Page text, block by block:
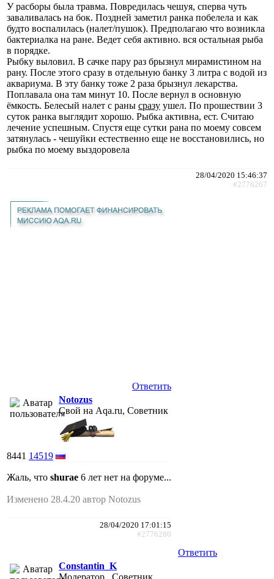
У расборы была травма. Повредилась чешуя, сперва чуть
заваливалась на бок. Поздней заметил ранка побелела и как
будто воспалилась (налет/пушок). Предполагаю что возникла
бактериалка на ране. Ведет себя активно. вся остальная рыба
в порядке.
Рыбку выловил. В сачке пару раз брызнул мирамистином на
рану. После этого сразу в отдельную банку 3 литра с водой из
аквариума. В эту банку тоже 2 раза брызнул лекарства.
Поплавала она там минут 10. После вернул в основную
ёмкость. Белесый налет с раны сразу ушел. По прошествии 3
суток ранка выглядит хорошо. Рыбка активна, ест. Считаю
лечение успешным. Спустя еще сутки рана по моему совсем
затянулась - чешуйки естественно еще не восстановились, но
рыбка по моему выздоровела
28/04/2020 15:46:37
#2776267
Ответить
Notozus
Свой на Aqa.ru, Советник
8441 14519
Жаль, что shurae 6 лет нет на форуме...
Изменено 28.4.20 автор Notozus
28/04/2020 17:01:15
#2776280
Ответить
Constantin_K
Модератор , Советник